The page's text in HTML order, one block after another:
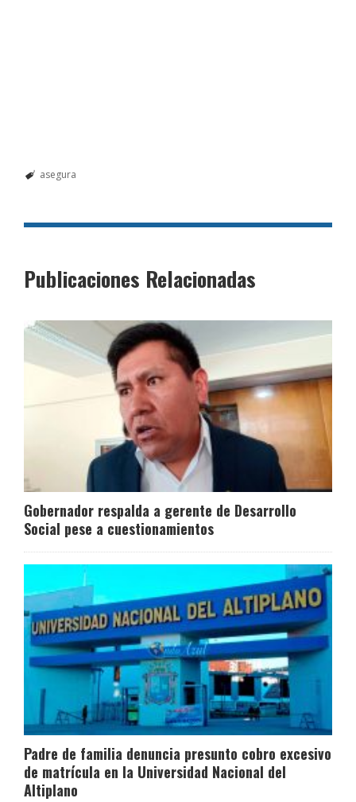
asegura
Publicaciones Relacionadas
Gobernador respalda a gerente de Desarrollo
Social pese a cuestionamientos
Padre de familia denuncia presunto cobro excesivo
de matrícula en la Universidad Nacional del
Altiplano